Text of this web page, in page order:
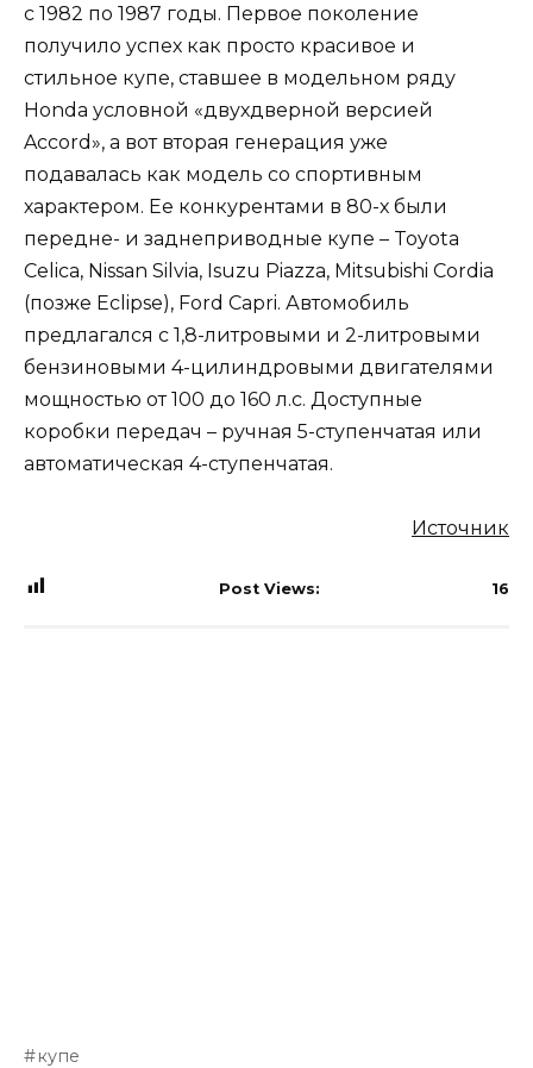
с 1982 по 1987 годы. Первое поколение
получило успех как просто красивое и
стильное купе, ставшее в модельном ряду
Honda условной «двухдверной версией
Accord», а вот вторая генерация уже
подавалась как модель со спортивным
характером. Ее конкурентами в 80-х были
передне- и заднеприводные купе – Toyota
Celica, Nissan Silvia, Isuzu Piazza, Mitsubishi Cordia
(позже Eclipse), Ford Capri. Автомобиль
предлагался с 1,8-литровыми и 2-литровыми
бензиновыми 4-цилиндровыми двигателями
мощностью от 100 до 160 л.с. Доступные
коробки передач – ручная 5-ступенчатая или
автоматическая 4-ступенчатая.
Источник
Post Views: 16
купе